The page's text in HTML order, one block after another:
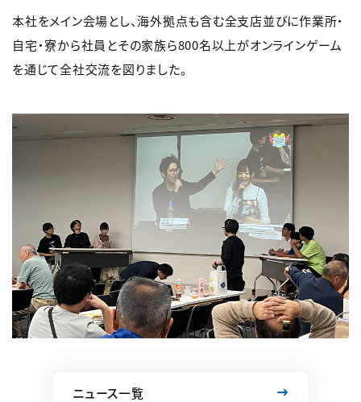
本社をメイン会場とし、海外拠点も含む全支店並びに作業所・
自宅・寮から社員とその家族ら800名以上がオンラインゲーム
を通じて全社交流を図りました。
ニュース一覧